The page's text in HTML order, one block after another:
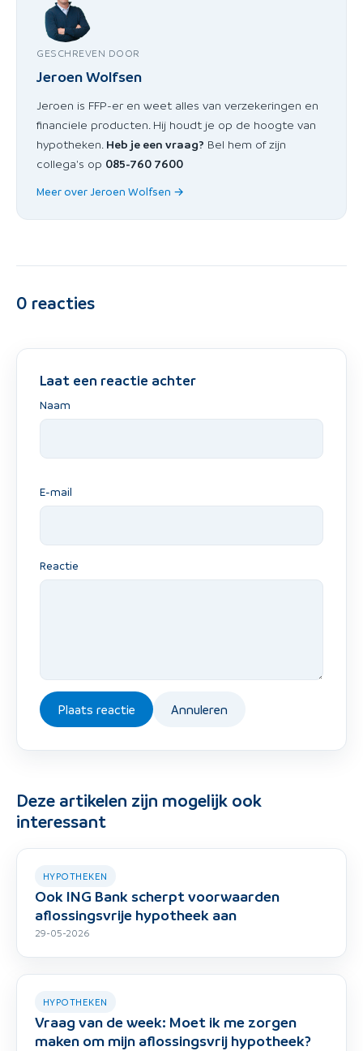
GESCHREVEN DOOR
Jeroen Wolfsen
Jeroen is FFP-er en weet alles van verzekeringen en
financiele producten. Hij houdt je op de hoogte van
hypotheken. Heb je een vraag? Bel hem of zijn
collega's op 085-760 7600
Meer over Jeroen Wolfsen →
0 reacties
Laat een reactie achter
Naam
E-mail
Reactie
Plaats reactie Annuleren
Deze artikelen zijn mogelijk ook
interessant
HYPOTHEKEN
Ook ING Bank scherpt voorwaarden
aflossingsvrije hypotheek aan
29-05-2026
HYPOTHEKEN
Vraag van de week: Moet ik me zorgen
maken om mijn aflossingsvrij hypotheek?